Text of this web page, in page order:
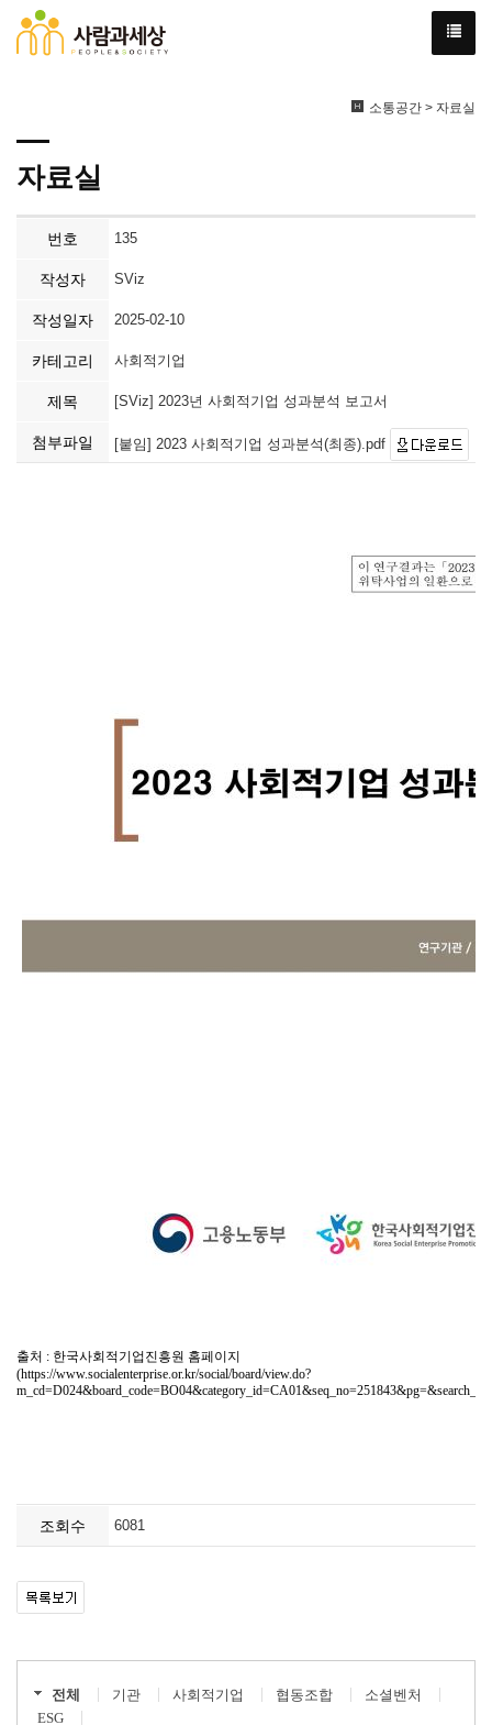
소통공간 > 자료실
자료실
번호 135
작성자 SViz
작성일자 2025-02-10
카테고리 사회적기업
제목 [SViz] 2023년 사회적기업 성과분석 보고서
첨부파일 [붙임] 2023 사회적기업 성과분석(최종).pdf
조회수 6081
전체 기관 사회적기업 협동조합
소셜벤처
ESG